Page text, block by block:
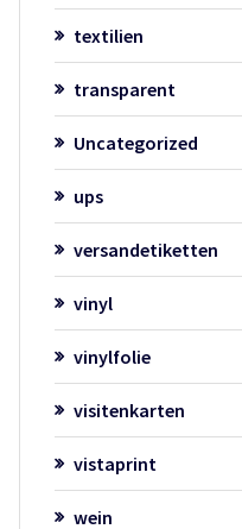
textilien
transparent
Uncategorized
ups
versandetiketten
vinyl
vinylfolie
visitenkarten
vistaprint
wein